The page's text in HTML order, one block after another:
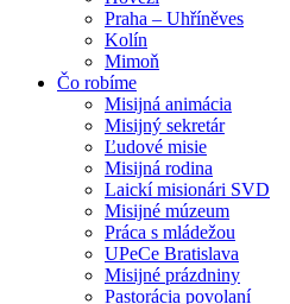
Praha – Uhříněves
Kolín
Mimoň
Čo robíme
Misijná animácia
Misijný sekretár
Ľudové misie
Misijná rodina
Laickí misionári SVD
Misijné múzeum
Práca s mládežou
UPeCe Bratislava
Misijné prázdniny
Pastorácia povolaní